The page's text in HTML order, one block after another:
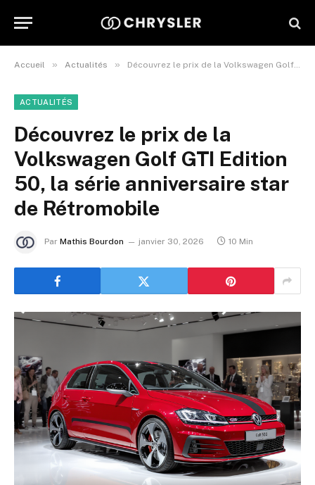
Accueil » Actualités » Découvrez le prix de la Volkswagen Golf GTI Edition 50, la série anniversaire star de Rétromobile
ACTUALITÉS
Découvrez le prix de la
Volkswagen Golf GTI Edition
50, la série anniversaire star
de Rétromobile
Par Mathis Bourdon janvier 30, 2026 10 Min